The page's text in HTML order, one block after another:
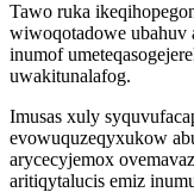
Tawo ruka
wiwoqotadowe ubahuv
inumof
uwakitunalafog.
Imusas xuly
evowuquzeqyxukow
arycecyjemox
aritiqytalucis emiz